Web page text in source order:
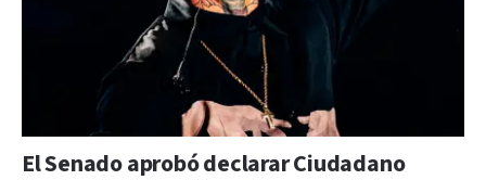
El Senado aprobó declarar Ciudadano